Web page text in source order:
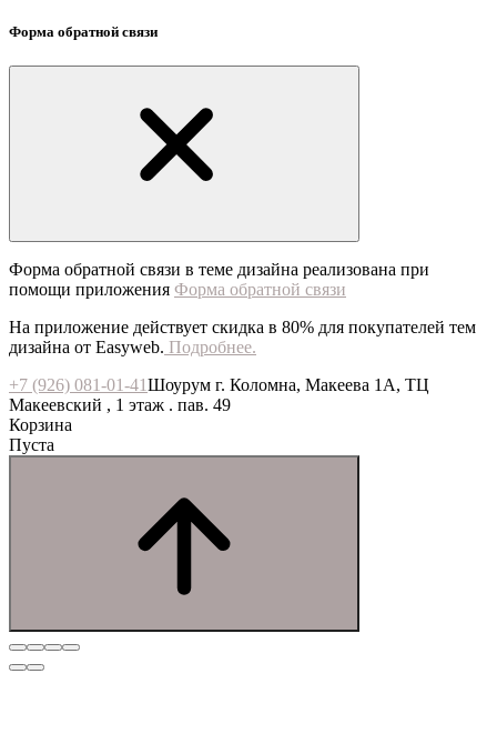
Форма обратной связи
Форма обратной связи в теме дизайна реализована при
помощи приложения Форма обратной связи
На приложение действует скидка в 80% для покупателей тем
дизайна от Easyweb. Подробнее.
+7 (926) 081-01-41Шоурум г. Коломна, Макеева 1А, ТЦ
Макеевский , 1 этаж . пав. 49
Корзина
Пуста